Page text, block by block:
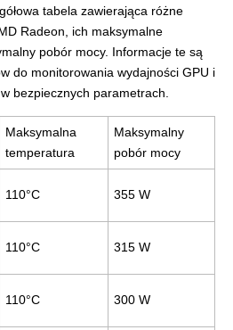
tabela zawierająca różne
Radeon, ich maksymalne
pobór mocy. Informacje te są
do monitorowania wydajności GPU i
bezpiecznych parametrach.
Maksymalna
temperatura
Maksymalny
pobór mocy
110°C 355 W
110°C 315 W
110°C 300 W